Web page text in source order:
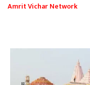
Amrit Vichar Network